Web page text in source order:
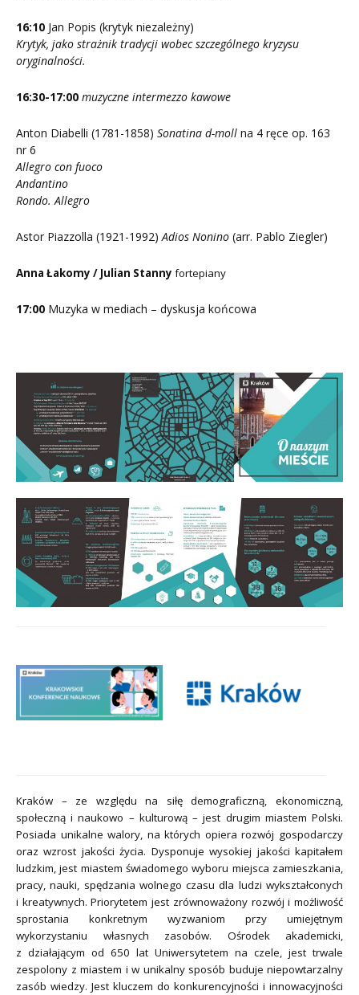
16:10 Jan Popis (krytyk niezależny)
Krytyk, jako strażnik tradycji wobec szczególnego kryzysu
oryginalności.
16:30-17:00 muzyczne intermezzo kawowe
Anton Diabelli (1781-1858) Sonatina d-moll na 4 ręce op. 163
nr 6
Allegro con fuoco
Andantino
Rondo. Allegro
Astor Piazzolla (1921-1992)Adios Nonino (arr. Pablo Ziegler)
Anna Łakomy / Julian Stanny fortepiany
17:00 Muzyka w mediach – dyskusja końcowa
Kraków – ze względu na siłę demograficzną, ekonomiczną,
społeczną i naukowo – kulturową – jest drugim miastem Polski.
Posiada unikalne walory, na których opiera rozwój gospodarczy
oraz wzrost jakości życia. Dysponuje wysokiej jakości kapitałem
ludzkim, jest miastem świadomego wyboru miejsca zamieszkania,
pracy, nauki, spędzania wolnego czasu dla ludzi wykształconych
i kreatywnych. Priorytetem jest zrównoważony rozwój i możliwość
sprostania konkretnym wyzwaniom przy umiejętnym
wykorzystaniu własnych zasobów. Ośrodek akademicki,
z działającym od 650 lat Uniwersytetem na czele, jest trwale
zespolony z miastem i w unikalny sposób buduje niepowtarzalny
zasób wiedzy. Jest kluczem do konkurencyjności i innowacyjności